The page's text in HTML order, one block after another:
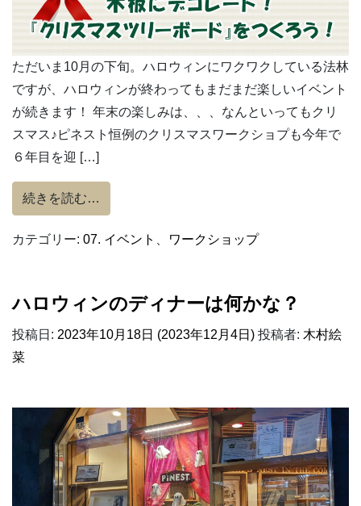
ただいま10月の下旬。ハロウィンにワクワクしている法林
ですが、ハロウィンが終わってもまだまだ楽しいイベント
が続きます！ 年末の楽しみは、、、なんといってもクリ
スマス♪ピネスト恒例のクリスマスワークショプも今年で
６年目を迎 […]
続きを読む…
カテゴリー: 07. イベント ワークショップ
ハロウィンのディナーは何かな？
投稿日: 2023年10月18日 (2023年12月4日) 投稿者: 木村絵
菜